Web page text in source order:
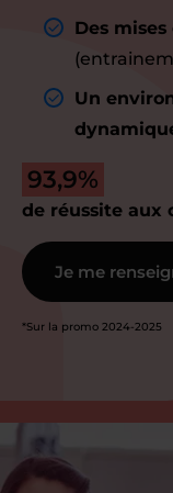
Des
Un
93,9%
de réussite aux
Je me
*Sur la promo 2024-2025